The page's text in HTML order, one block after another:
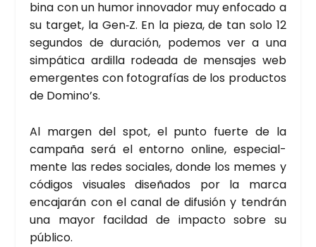
bi­na con un humor inno­va­dor muy enfo­ca­do a
su tar­get, la Gen‑Z. En la pie­za, de tan solo 12
segun­dos de dura­ción, pode­mos ver a una
sim­pá­ti­ca ardi­lla rodea­da de men­sa­jes web
emer­gen­tes con foto­gra­fías de los pro­duc­tos
de Domino’s.
Al mar­gen del spot, el pun­to fuer­te de la
cam­pa­ña será el entorno onli­ne, espe­cial­
men­te las redes socia­les, don­de los memes y
códi­gos visua­les dise­ña­dos por la mar­ca
enca­ja­rán con el canal de difu­sión y ten­drán
una mayor facil­dad de impac­to sobre su
públi­co.